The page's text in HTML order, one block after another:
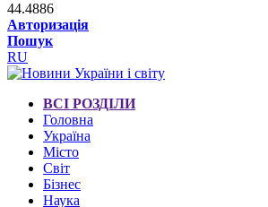
44.4886
Авторизація
Пошук
RU
ВСІ РОЗДІЛИ
Головна
Україна
Місто
Світ
Бізнес
Наука